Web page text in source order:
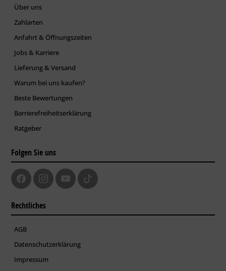
Über uns
Zahlarten
Anfahrt & Öffnungszeiten
Jobs & Karriere
Lieferung & Versand
Warum bei uns kaufen?
Beste Bewertungen
Barrierefreiheitserklärung
Ratgeber
Folgen Sie uns
Rechtliches
AGB
Datenschutzerklärung
Impressum